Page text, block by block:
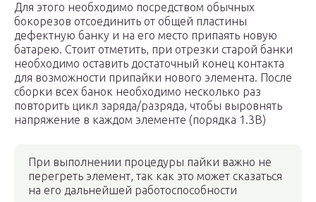
Для этого необходимо посредством обычных
бокорезов отсоединить от общей пластины
дефектную банку и на его место припаять новую
батарею. Стоит отметить, при отрезки старой банки
необходимо оставить достаточный конец контакта
для возможности припайки нового элемента. После
сборки всех банок необходимо несколько раз
повторить цикл заряда/разряда, чтобы выровнять
напряжение в каждом элементе (порядка 1.3В)
При выполнении процедуры пайки важно не
перегреть элемент, так как это может сказаться
на его дальнейшей работоспособности